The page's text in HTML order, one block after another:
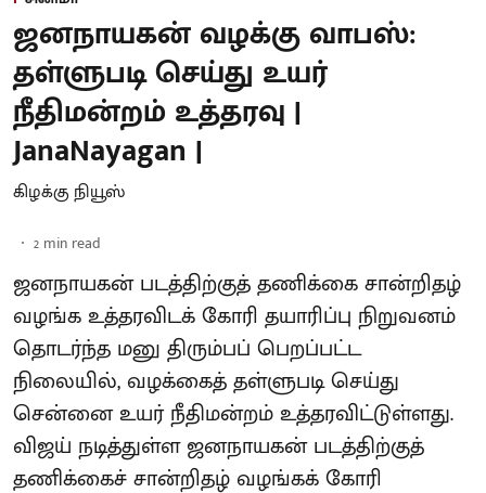
ஜனநாயகன் வழக்கு வாபஸ்:
தள்ளுபடி செய்து உயர்
நீதிமன்றம் உத்தரவு |
JanaNayagan |
கிழக்கு நியூஸ்
2 min read
ஜனநாயகன் படத்திற்குத் தணிக்கை சான்றிதழ்
வழங்க உத்தரவிடக் கோரி தயாரிப்பு நிறுவனம்
தொடர்ந்த மனு திரும்பப் பெறப்பட்ட
நிலையில், வழக்கைத் தள்ளுபடி செய்து
சென்னை உயர் நீதிமன்றம் உத்தரவிட்டுள்ளது.
விஜய் நடித்துள்ள ஜனநாயகன் படத்திற்குத்
தணிக்கைச் சான்றிதழ் வழங்கக் கோரி